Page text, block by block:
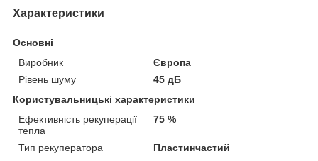
Характеристики
Основні
Виробник
Європа
Рівень шуму
45 дБ
Користувальницькі характеристики
Ефективність рекуперації
тепла
75 %
Тип рекуператора Пластинчастий